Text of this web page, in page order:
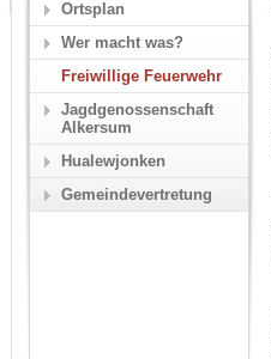
Ortsplan
Wer macht was?
Freiwillige Feuerwehr
Jagdgenossenschaft
Alkersum
Hualewjonken
Gemeindevertretung